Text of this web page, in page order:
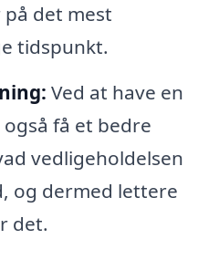
det mest
tidspunkt.
Ved at have en
få et bedre
vedligeholdelsen
og dermed lettere
det.